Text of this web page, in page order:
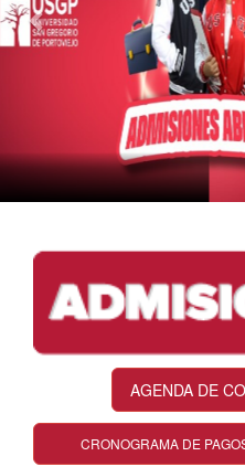
AGENDA DE
CRONOGRAMA DE